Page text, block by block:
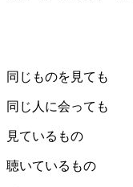
同じものを見ても
同じ人に会っても
見ているもの
聴いているもの